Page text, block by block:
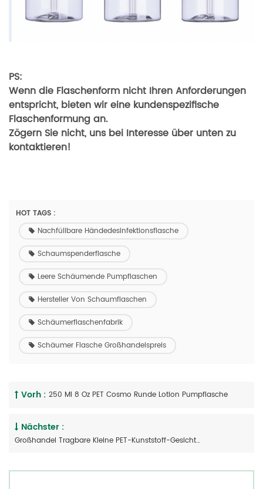
PS:
Wenn die Flaschenform nicht Ihren Anforderungen
entspricht, bieten wir eine kundenspezifische
Flaschenformung an.
Zögern Sie nicht, uns bei Interesse über unten zu
kontaktieren!
HOT TAGS :
Nachfüllbare Händedesinfektionsflasche
Schaumspenderflasche
Leere Schäumende Pumpflaschen
Hersteller Von Schaumflaschen
Schäumerflaschenfabrik
Schäumer Flasche Großhandelspreis
Vorh : 250 Ml 8 Oz PET Cosmo Runde Lotion Pumpflasche
Nächster :
Großhandel Tragbare Kleine PET-Kunststoff-Gesichtswaschschaumflasche